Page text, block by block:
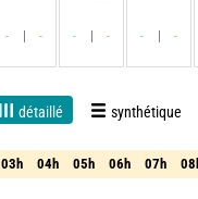
- - - - - -
détaillé synthétique
Fiabilité 75%
03h 04h 05h 06h 07h
03h 04h 05h 06h 07h